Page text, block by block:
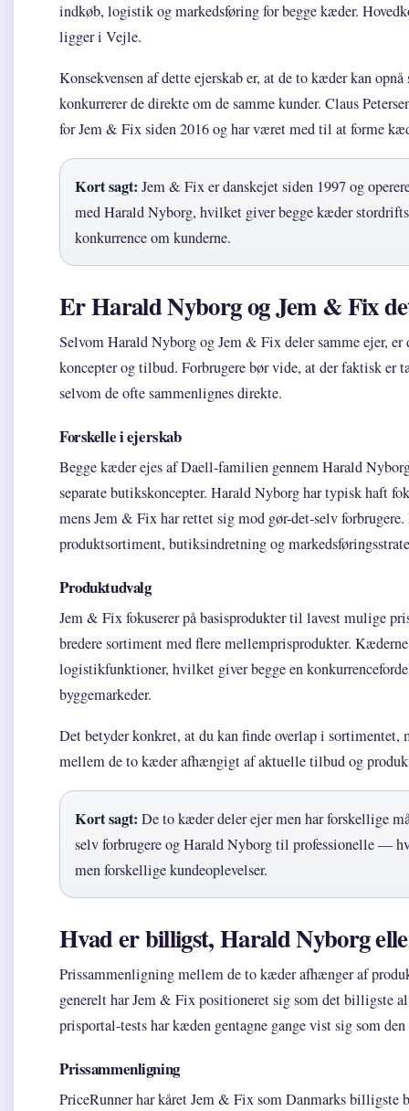
indkøb, logistik og markedsføring for begge kæder.
ligger i Vejle.
Konsekvensen af dette ejerskab er, at de to kæder kan
konkurrerer de direkte om de samme kunder. Claus
for Jem & Fix siden 2016 og har været med til at forme
Kort sagt: Jem & Fix er danskejet siden 1997 og
med Harald Nyborg, hvilket giver begge kæder
konkurrence om kunderne.
Er Harald Nyborg og Jem & Fix
Selvom Harald Nyborg og Jem & Fix deler samme ejer,
koncepter og tilbud. Forbrugere bør vide, at der faktisk er
selvom de ofte sammenlignes direkte.
Forskelle i ejerskab
Begge kæder ejes af Daell-familien gennem Harald
separate butikskoncepter. Harald Nyborg har typisk haft
mens Jem & Fix har rettet sig mod gør-det-selv
produktsortiment, butiksindretning og
Produktudvalg
Jem & Fix fokuserer på basisprodukter til lavest mulige
bredere sortiment med flere mellemprisprodukter.
logistikfunktioner, hvilket giver begge en
byggemarkeder.
Det betyder konkret, at du kan finde overlap i sortimentet,
mellem de to kæder afhængigt af aktuelle tilbud og
Kort sagt: De to kæder deler ejer men har forskellige
selv forbrugere og Harald Nyborg til professionelle —
men forskellige kundeoplevelser.
Hvad er billigst, Harald Nyborg
Prissammenligning mellem de to kæder afhænger af
generelt har Jem & Fix positioneret sig som det billigste
prisportal-tests har kæden gentagne gange vist sig som
Prissammenligning
PriceRunner har kåret Jem & Fix som Danmarks